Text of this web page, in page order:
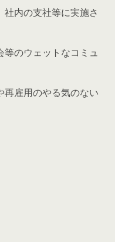
内の支社等に実施さ
のウェットなコミュ
雇用のやる気のない